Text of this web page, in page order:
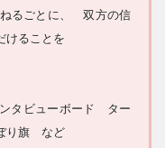
るごとに、 双方の信
けることを
タビューボード ター
り旗 など